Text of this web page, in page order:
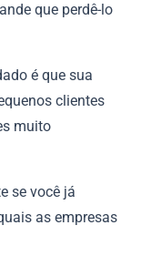
que perdê-lo
é que sua
clientes
muito
se você já
as empresas